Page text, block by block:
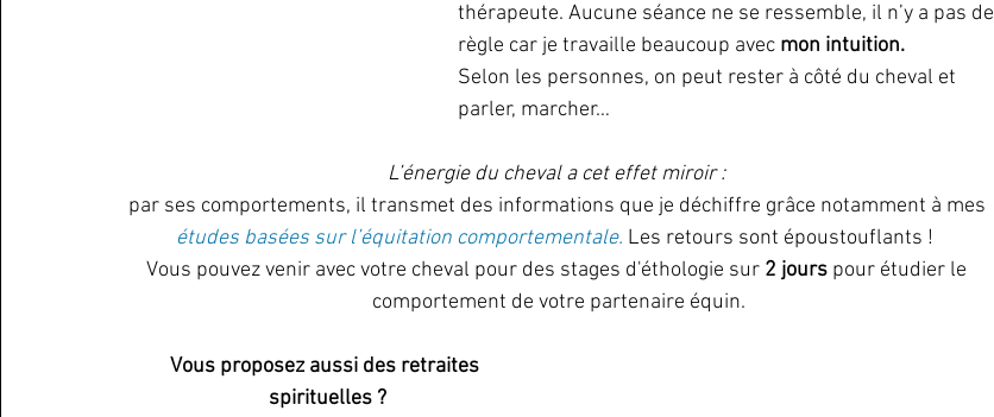
thérapeute. Aucune séance ne se ressemble, il n’y a pas de
règle car je travaille beaucoup avec mon intuition.
Selon les personnes, on peut rester à côté du cheval et
parler, marcher…
L’énergie du cheval a cet effet miroir :
par ses comportements, il transmet des informations que je déchiffre grâce notamment à mes
études basées sur l’équitation comportementale. Les retours sont époustouflants !
Vous pouvez venir avec votre cheval pour des stages d'éthologie sur 2 jours pour étudier le
comportement de votre partenaire équin.
Vous proposez aussi des retraites
spirituelles ?